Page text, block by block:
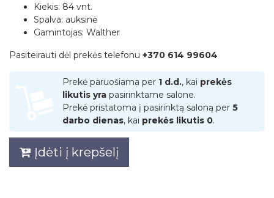
Kiekis: 84 vnt.
Spalva: auksinė
Gamintojas: Walther
Pasiteirauti dėl prekės telefonu +370 614 99604
Prekė paruošiama per 1 d.d., kai prekės
likutis yra pasirinktame salone.
Prekė pristatoma į pasirinktą saloną per 5
darbo dienas, kai prekės likutis 0.
Įdėti į krepšelį